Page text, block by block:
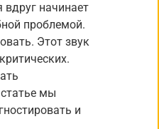
начинает
проблемой.
Этот звук
мы
и